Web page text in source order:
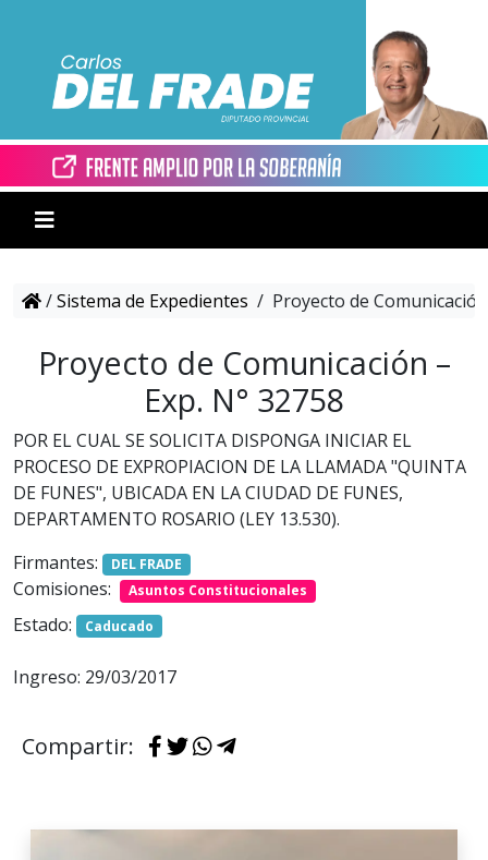
/Sistema de Expedientes / Proyecto de
Proyecto de Comunicación –
Exp. N° 32758
POR EL CUAL SE SOLICITA DISPONGA INICIAR EL
PROCESO DE EXPROPIACION DE LA LLAMADA "QUINTA
DE FUNES", UBICADA EN LA CIUDAD DE FUNES,
DEPARTAMENTO ROSARIO (LEY 13.530).
Firmantes:
DEL FRADE
Comisiones: Asuntos Constitucionales
Estado: Caducado
Ingreso: 29/03/2017
Compartir: